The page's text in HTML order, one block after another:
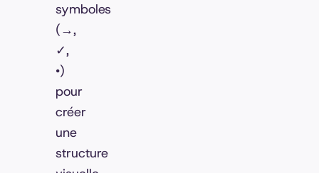
symboles
(→,
✓,
•)
pour
créer
une
structure